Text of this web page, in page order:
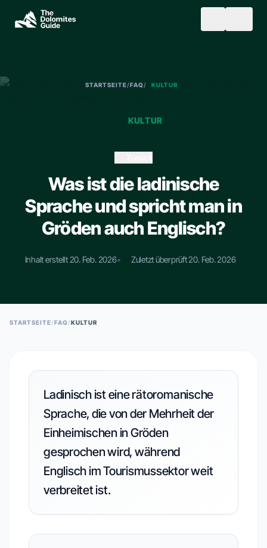
Skip to main content
SEARCH
ESC TO CLOSE • ↑↓ TO NAVIGATE • ENTER TO SELECT
STARTSEITE/FAQ/ KULTUR
KULTUR
Was ist die ladinische
Sprache und spricht man in
Gröden auch Englisch?
Inhalt erstellt 20. Feb. 2026• Zuletzt überprüft 20. Feb. 2026
STARTSEITE/FAQ/KULTUR
Ladinisch ist eine rätoromanische
Sprache, die von der Mehrheit der
Einheimischen in Gröden
gesprochen wird, während
Englisch im Tourismussektor weit
verbreitet ist.